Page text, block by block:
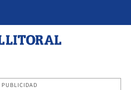
PUBLICIDAD